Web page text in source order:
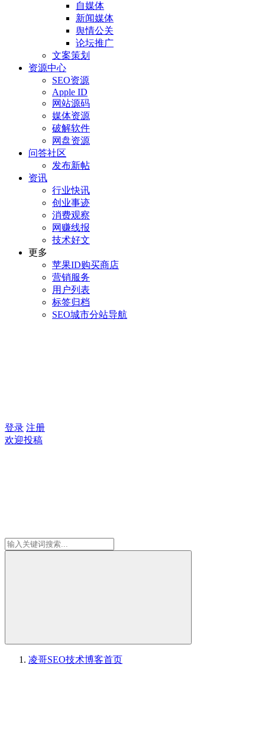
自媒体
新闻媒体
舆情公关
论坛推广
文案策划
资源中心
SEO资源
Apple ID
网站源码
媒体资源
破解软件
网盘资源
问答社区
发布新帖
资讯
行业快讯
创业事迹
消费观察
网赚线报
技术好文
更多
苹果ID购买商店
营销服务
用户列表
标签归档
SEO城市分站导航
登录 注册
欢迎投稿
凌哥SEO技术博客首页